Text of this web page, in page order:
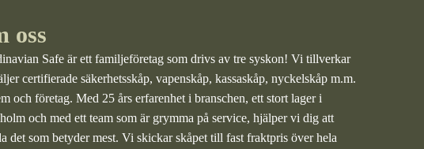
oss
Safe är ett familjeföretag som drivs av tre syskon! Vi tillverkar
certifierade säkerhetsskåp, vapenskåp, kassaskåp, nyckelskåpm.m.
och företag. Med 25 års erfarenhet i branschen, ett stort lager i
och med ett team som är grymma på service, hjälper vi dig att
det som betyder mest. Vi skickar skåpet till fast fraktpris över hela